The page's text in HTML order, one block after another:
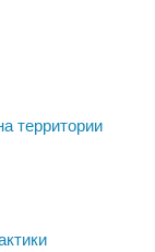
территории